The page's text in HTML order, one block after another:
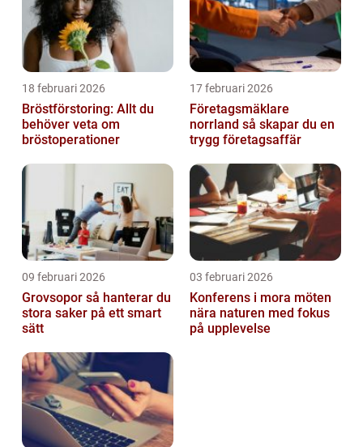
18 februari 2026
Bröstförstoring: Allt du
behöver veta om
bröstoperationer
17 februari 2026
Företagsmäklare
norrland så skapar du en
trygg företagsaffär
09 februari 2026
Grovsopor så hanterar du
stora saker på ett smart
sätt
03 februari 2026
Konferens i mora möten
nära naturen med fokus
på upplevelse